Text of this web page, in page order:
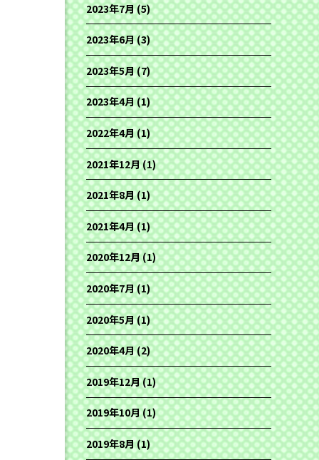
2023年7月(5)
2023年6月(3)
2023年5月(7)
2023年4月(1)
2022年4月(1)
2021年12月(1)
2021年8月(1)
2021年4月(1)
2020年12月(1)
2020年7月(1)
2020年5月(1)
2020年4月(2)
2019年12月(1)
2019年10月(1)
2019年8月(1)